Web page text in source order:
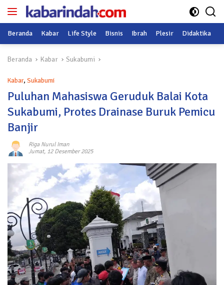
Langsung
Beranda Kabar Life Style Bisnis Ibrah Plesir Didaktika
Beranda Kabar Sukabumi
Kabar, Sukabumi
Puluhan Mahasiswa Geruduk Balai Kota
Sukabumi, Protes Drainase Buruk Pemicu
Banjir
Riga Nurul Iman
Jumat, 12 Desember 2025